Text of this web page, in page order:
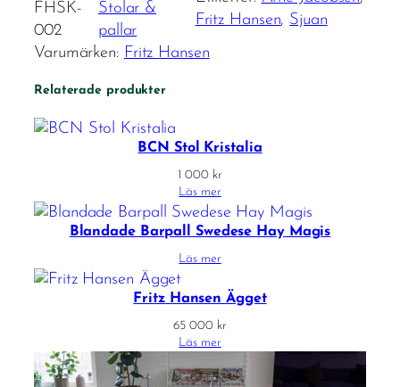
FHSK-
002
Stolar &
pallar
Fritz Hansen, Sjuan
Varumärken: Fritz Hansen
Relaterade produkter
BCN Stol Kristalia
1 000 kr
Läs mer
Blandade Barpall Swedese Hay Magis
Läs mer
Fritz Hansen Ägget
65 000 kr
Läs mer